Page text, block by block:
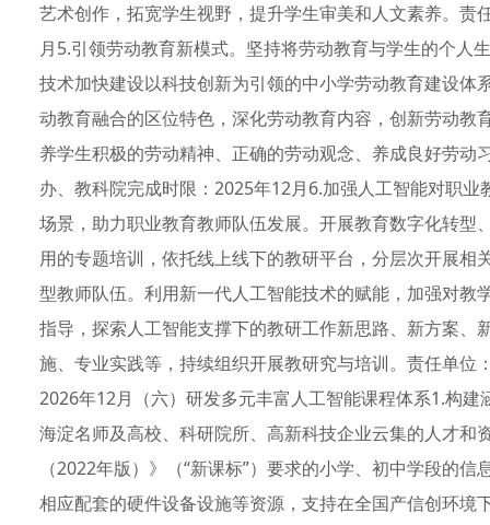
艺术创作，拓宽学生视野，提升学生审美和人文素养。
月5.引领劳动教育新模式。坚持将劳动教育与学生的个人
技术加快建设以科技创新为引领的中小学劳动教育建设
动教育融合的区位特色，深化劳动教育内容，创新劳动
养学生积极的劳动精神、正确的劳动观念、养成良好劳
办、教科院完成时限：2025年12月6.加强人工智能对职
场景，助力职业教育教师队伍发展。开展教育数字化转
用的专题培训，依托线上线下的教研平台，分层次开展
型教师队伍。利用新一代人工智能技术的赋能，加强对
指导，探索人工智能支撑下的教研工作新思路、新方案
施、专业实践等，持续组织开展教研究与培训。责任单
2026年12月（六）研发多元丰富人工智能课程体系1.构
海淀名师及高校、科研院所、高新科技企业云集的人才
（2022年版）》（“新课标”）要求的小学、初中学段的
相应配套的硬件设备设施等资源，支持在全国产信创环